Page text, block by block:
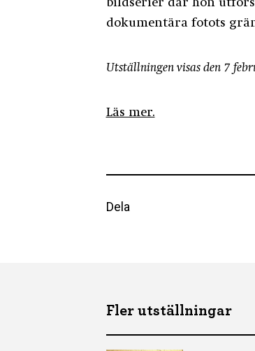
bildserier där hon
dokumentära fotots
Utställningen visas den 7
Läs mer.
Dela
Fler utställningar